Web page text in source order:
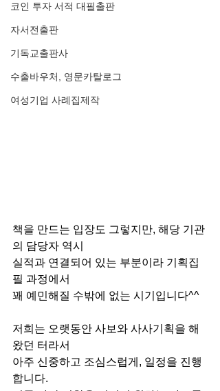
코인 투자 서적 대필출판
자서전출판
기독교출판사
수출바우처, 영문카탈로그
여성기업 사례집제작
책을 만드는 입장도 그렇지만, 해당 기관
의 담당자 역시
실적과 연결되어 있는 부분이라 기획집
필 과정에서
꽤 예민해질 수밖에 없는 시기입니다^^
저희는 오랫동안 사보와 사사기획을 해
왔던 터라서
아주 신중하고 조심스럽게, 일정을 진행
합니다.